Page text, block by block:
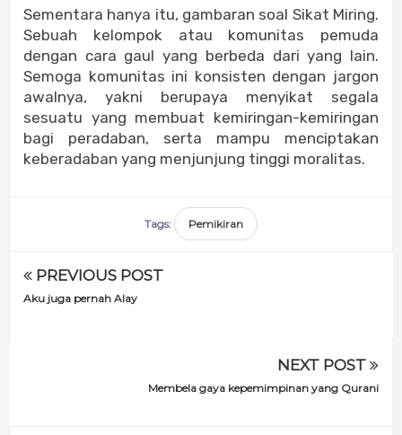
Sementara hanya itu, gambaran soal Sikat Miring.
Sebuah kelompok atau komunitas pemuda
dengan cara gaul yang berbeda dari yang lain.
Semoga komunitas ini konsisten dengan jargon
awalnya, yakni berupaya menyikat segala
sesuatu yang membuat kemiringan-kemiringan
bagi peradaban, serta mampu menciptakan
keberadaban yang menjunjung tinggi moralitas.
Tags: Pemikiran
PREVIOUS POST
Aku juga pernah Alay
NEXT POST
Membela gaya kepemimpinan yang Qurani